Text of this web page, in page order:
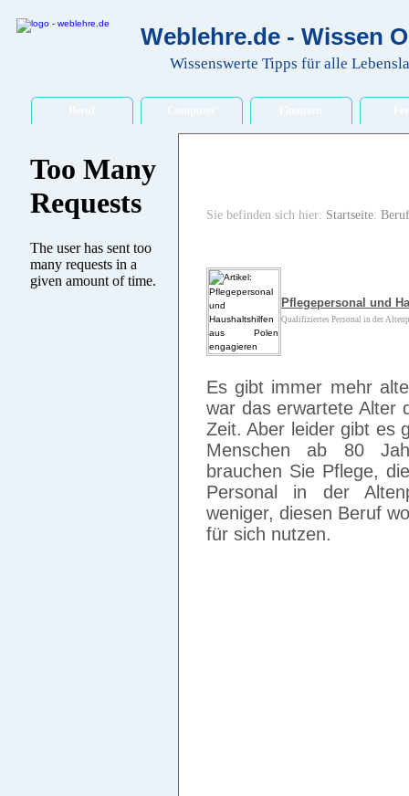
Weblehre.de - Wissen
Wissenswerte Tipps für alle
Sie befinden sich hier: Startseite: Beruf
Pflegepersonal und
Qualifiziertes Personal in der
Es gibt immer mehr
war das erwartete Alter
Zeit. Aber leider gibt es
Menschen ab 80
brauchen Sie Pflege,
Personal in der
weniger, diesen Beruf
für sich nutzen.